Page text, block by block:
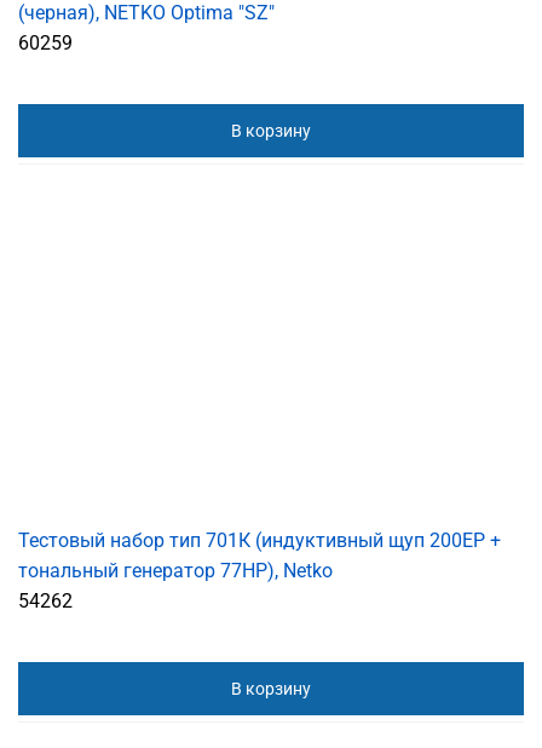
(черная), NETKO Optima "SZ"
60259
В корзину
Тестовый набор тип 701К (индуктивный щуп 200ЕР +
тональный генератор 77HP), Netko
54262
В корзину